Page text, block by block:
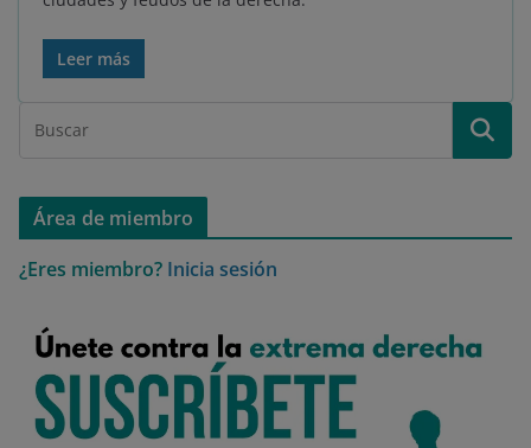
Leer más
Área de miembro
¿Eres miembro? Inicia sesión